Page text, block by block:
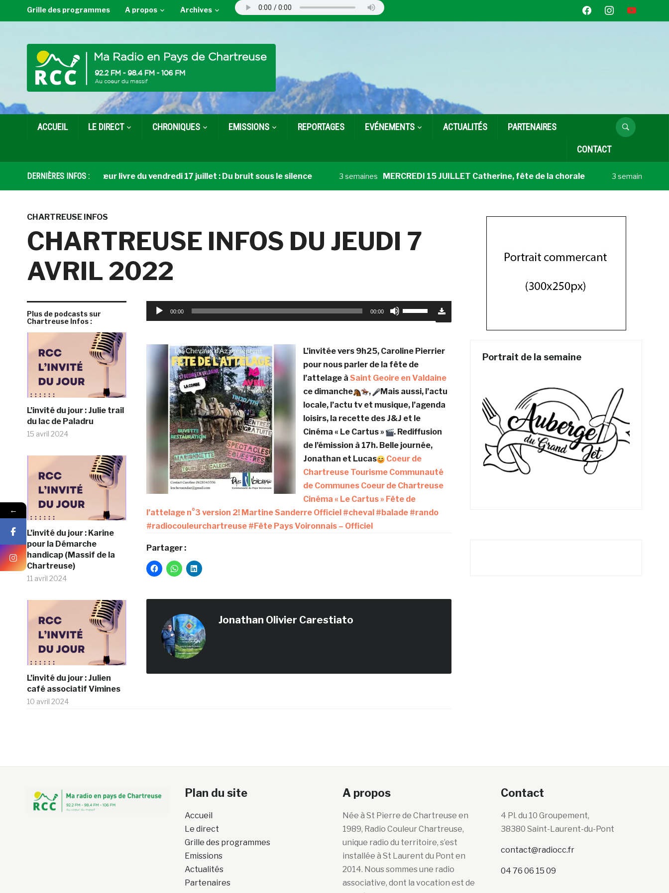
facebookinstagramyoutube
Grille des programmes A propos Archives
ACCUEIL LE DIRECT CHRONIQUES EMISSIONS REPORTAGES EVÉNEMENTS ACTUALITÉS PARTENAIRES
CONTACT
DERNIÈRES INFOS :
Coup de cœur livre du vendredi 17 juillet : Du bruit sous le silence 3 semaines MERCREDI 15 JUILLET Catherine, fête de la chorale 3 semaines
CHARTREUSE INFOS
CHARTREUSE INFOS DU JEUDI 7
AVRIL 2022
Plus de podcasts sur
Chartreuse Infos :
L’invité du jour : Julie trail
du lac de Paladru
15 avril 2024
L’invité du jour : Karine
pour la Démarche
handicap (Massif de la
Chartreuse)
11 avril 2024
L’invité du jour : Julien
café associatif Vimines
10 avril 2024
Lecteur
audio
00:00 00:00
Utilisez
les
haut/bas
pour
augmenter
ou
diminuer
le
volume.
L’invitée vers 9h25, Caroline Pierrier
pour nous parler de la fête de
l’attelage à Saint Geoire en Valdaine
ce dimanche
,
Mais aussi, l’actu
locale, l’actu tv et musique, l’agenda
loisirs, la recette des J&J et le
Cinéma « Le Cartus »
. Rediffusion
de l’émission à 17h. Belle journée,
Jonathan et Lucas
Coeur de
Chartreuse Tourisme Communauté
de Communes Coeur de Chartreuse
Cinéma « Le Cartus » Fête de
l’attelage n°3 version 2! Martine Sanderre Officiel #cheval #balade #rando
#radiocouleurchartreuse #Fête Pays Voironnais – Officiel
Partager :
Jonathan Olivier Carestiato
Portrait de la semaine
Plan du site
Accueil
Le direct
Grille des programmes
Emissions
Actualités
Partenaires
A propos
Née à St Pierre de Chartreuse en
1989, Radio Couleur Chartreuse,
unique radio du territoire, s’est
installée à St Laurent du Pont en
2014. Nous sommes une radio
associative, dont la vocation est de
Contact
4 Pl. du 10 Groupement,
38380 Saint-Laurent-du-Pont
contact@radiocc.fr
04 76 06 15 09
←